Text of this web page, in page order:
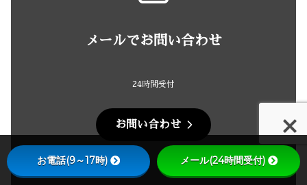
メールでお問い合わせ
24時間受付
お問い合わせ
お電話(9～17時) メール(24時間受付)